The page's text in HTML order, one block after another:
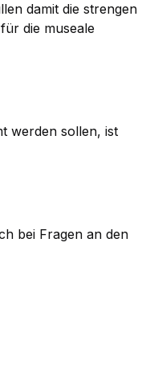
damit die strengen
die museale
werden sollen, ist
bei Fragen an den